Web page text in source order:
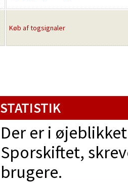
Køb af togsignaler
STATISTIK
Der er i
Sporskiftet,
brugere.